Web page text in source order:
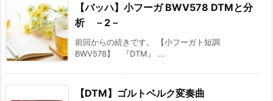
【バッハ】小フーガ BWV578 DTMと分
析 －2－
前回からの続きです。 【小フーガト短調
BWV578】 『DTM』 ...
【DTM】ゴルトベルク変奏曲